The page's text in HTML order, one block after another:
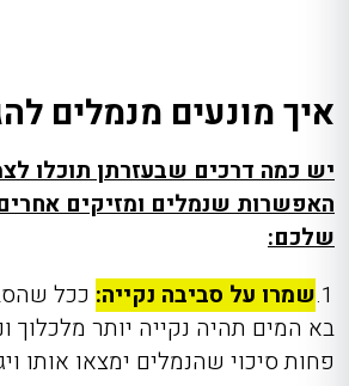
איך מונעים מנמלים
יש כמה דרכים שבעזרתן תוכלו
האפשרות שנמלים ומזיקים
שלכם:
1. שמרו על סביבה נקייה: ככל
בא המים תהיה נקייה יותר מלכלוך
פחות סיכוי שהנמלים ימצאו אותו